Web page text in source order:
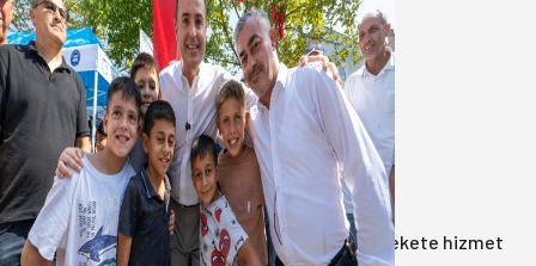
Akın: Benim derdim memlekete
hizmet hemşerim!
05 Ağustos 2026
Anasayfa/Gündem
Akın: Benim derdim memlekete hizmet